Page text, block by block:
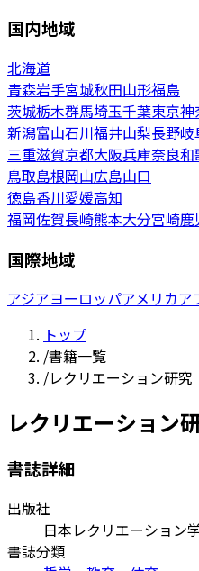
国内地域
北海道
青森岩手宮城秋田山形福島
茨城栃木群馬埼玉千葉東京神
新潟富山石川福井山梨長野岐
三重滋賀京都大阪兵庫奈良和
鳥取島根岡山広島山口
徳島香川愛媛高知
福岡佐賀長崎熊本大分宮崎鹿
国際地域
アジアヨーロッパアメリカア
トップ
/書籍一覧
/レクリエーション研究
レクリエーション
書誌詳細
出版社
日本レクリエーション
書誌分類